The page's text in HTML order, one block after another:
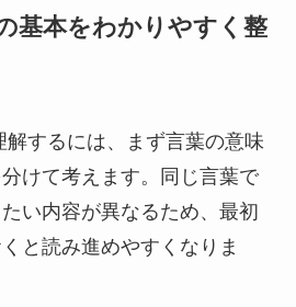
基本をわかりやすく整
するには、まず言葉の意味
けて考えます。同じ言葉で
い内容が異なるため、最初
と読み進めやすくなりま